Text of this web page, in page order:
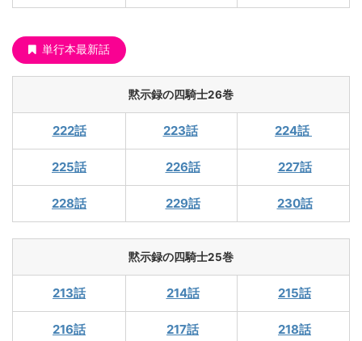
単行本最新話
黙示録の四騎士26巻
222話 223話 224話
225話 226話 227話
228話 229話 230話
黙示録の四騎士25巻
213話 214話 215話
216話 217話 218話